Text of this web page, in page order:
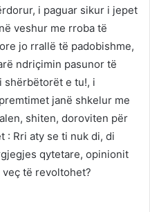
i paguar sikur i jepet
veshur me rroba të
jo rrallë të padobishme,
ndriçimin pasunor të
shërbëtorët e tu!, i
janë shkelur me
shiten, doroviten për
: Rri aty se ti nuk di, di
qytetare, opinionit
të revoltohet?